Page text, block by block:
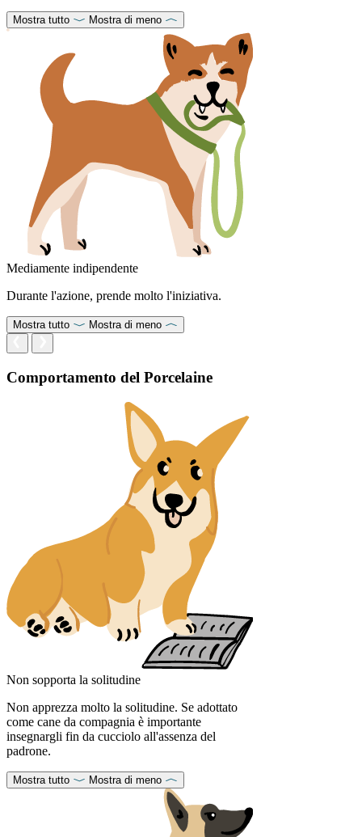
Mostra tutto Mostra di meno
Mediamente indipendente
Durante l'azione, prende molto l'iniziativa.
Mostra tutto Mostra di meno
Comportamento del Porcelaine
Non sopporta la solitudine
Non apprezza molto la solitudine. Se adottato
come cane da compagnia è importante
insegnargli fin da cucciolo all'assenza del
padrone.
Mostra tutto Mostra di meno